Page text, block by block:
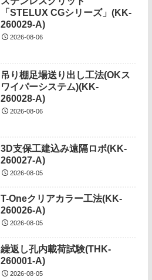
「STELUX CGシリーズ」(KK-
260029-A)
2026-08-06
吊り棚足場送り出し工法(OKス
ワイパーシステム)(KK-
260028-A)
2026-08-06
3D支保工建込み遠隔ロボ(KK-
260027-A)
2026-08-05
T-Oneクリアカラー工法(KK-
260026-A)
2026-08-05
繰返し孔内載荷試験(THK-
260001-A)
2026-08-05